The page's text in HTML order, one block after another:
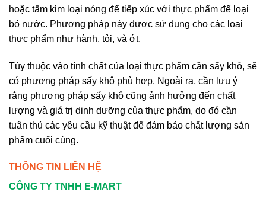
hoặc tấm kim loại nóng để tiếp xúc với thực phẩm để loại
bỏ nước. Phương pháp này được sử dụng cho các loại
thực phẩm như hành, tỏi, và ớt.
Tùy thuộc vào tính chất của loại thực phẩm cần sấy khô, sẽ
có phương pháp sấy khô phù hợp. Ngoài ra, cần lưu ý
rằng phương pháp sấy khô cũng ảnh hưởng đến chất
lượng và giá trị dinh dưỡng của thực phẩm, do đó cần
tuân thủ các yêu cầu kỹ thuật để đảm bảo chất lượng sản
phẩm cuối cùng.
THÔNG TIN LIÊN HỆ
CÔNG TY TNHH E-MART